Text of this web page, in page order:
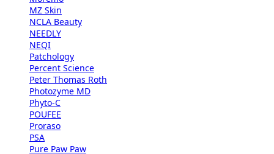
MZ Skin
NCLA Beauty
NEEDLY
NEQI
Patchology
Percent Science
Peter Thomas Roth
Photozyme MD
Phyto-C
POUFEE
Proraso
PSA
Pure Paw Paw